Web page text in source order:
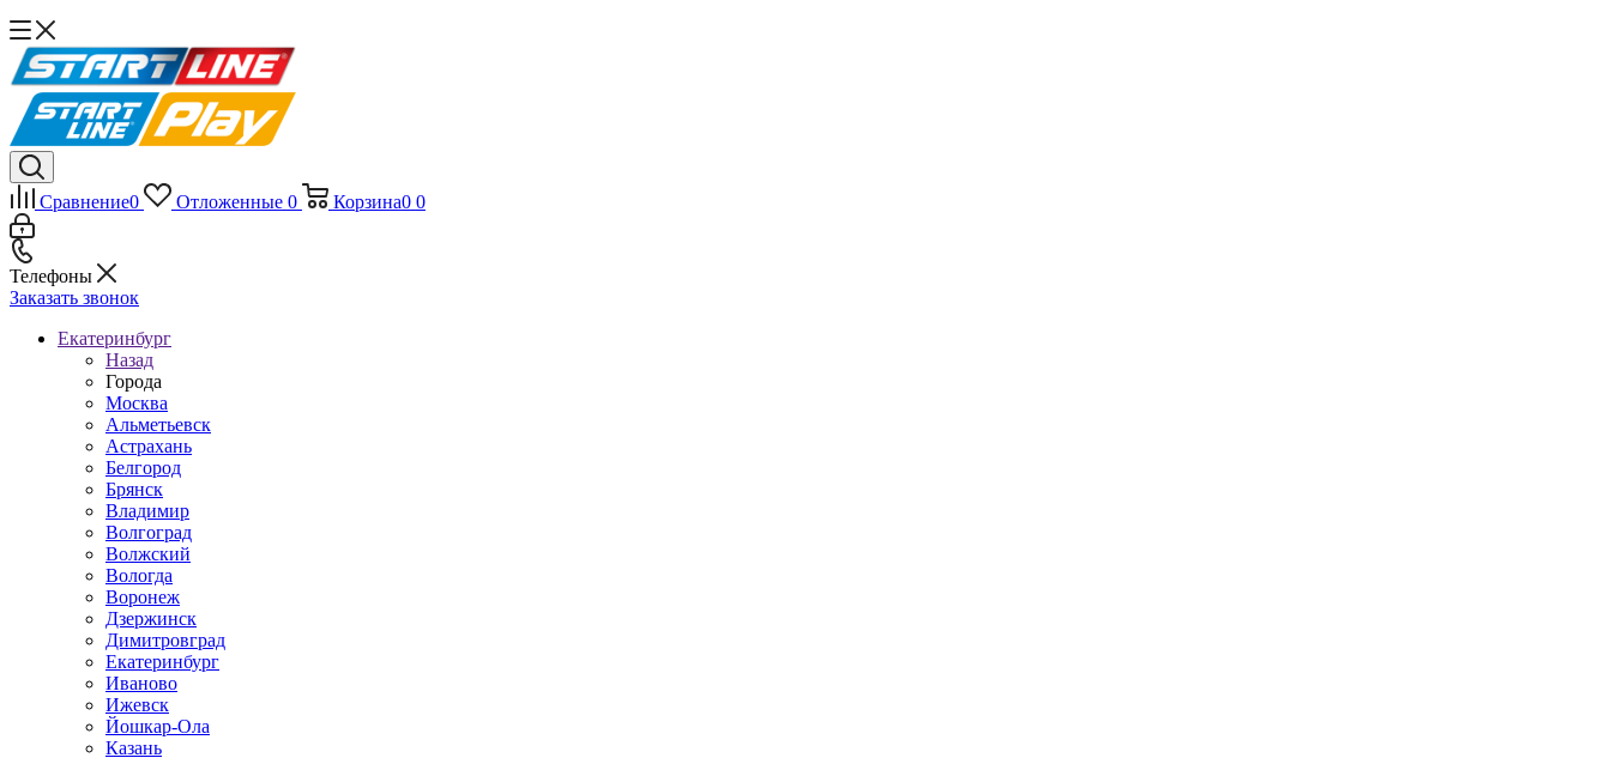
Сравнение0 Отложенные 0 Корзина0 0
Телефоны
Заказать звонок
Екатеринбург
Назад
Города
Москва
Альметьевск
Астрахань
Белгород
Брянск
Владимир
Волгоград
Волжский
Вологда
Воронеж
Дзержинск
Димитровград
Екатеринбург
Иваново
Ижевск
Йошкар-Ола
Казань